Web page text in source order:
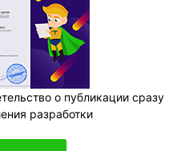
о публикации сразу
разработки